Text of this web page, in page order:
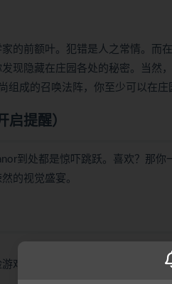
的前额叶。犯错是人之常情。而
现隐藏在庄园各处的秘密。当然
成的召唤法阵，你至少可以在庄
启提醒）
到处都是惊吓跳跃。喜欢？那
的视觉盛宴。
戏，配有全程语音演出